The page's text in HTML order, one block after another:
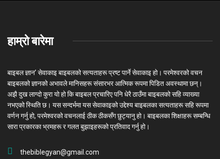
हाम्रो बारेमा
बाइबल ज्ञान’ सेवाकाइ बाइबलको सत्यताहरू प्रष्ट पार्ने सेवाकाइ हो। परमेश्‍वरको वचन
बाइबलको ज्ञानको अभावले मानिसहरू संसारभर आत्मिक रूपमा पिडित अवस्थामा छन्।
अझै दुख लाग्दो कुरा यो हो कि बाइबल प्रचारिए पनि धेरै ठाउँमा बाइबलको सहि व्याख्या
नभएको स्थिति छ। यस सन्दर्भमा यस सेवाकाइको उद्देश्य बाइबलका सत्यताहरू सहि रूपमा
वर्णन गर्नु हो, परमेश्वरको वचनलाई ठीक ठीकसँग छुट्यानु हो। बाइबलका शिक्षाहरू सम्बन्धि
सारा प्रकारका भ्रमहरू र गलत बुझाइहरूको प्रतिवाद गर्नु हो।
thebiblegyan@gmail.com